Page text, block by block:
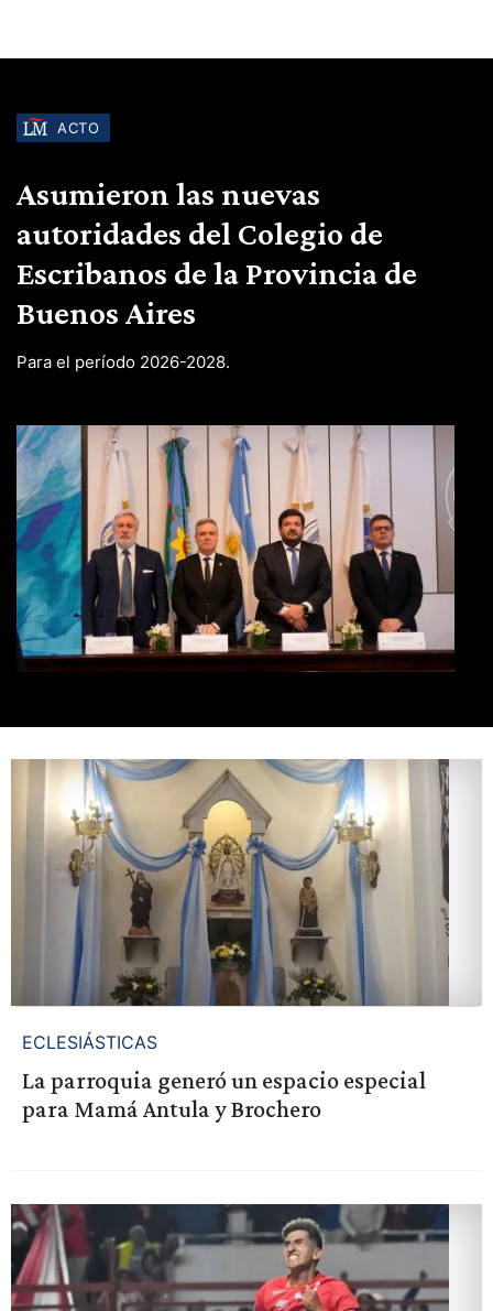
ACTO
Asumieron las nuevas
autoridades del Colegio de
Escribanos de la Provincia de
Buenos Aires
Para el período 2026-2028.
ECLESIÁSTICAS
La parroquia generó un espacio especial
para Mamá Antula y Brochero